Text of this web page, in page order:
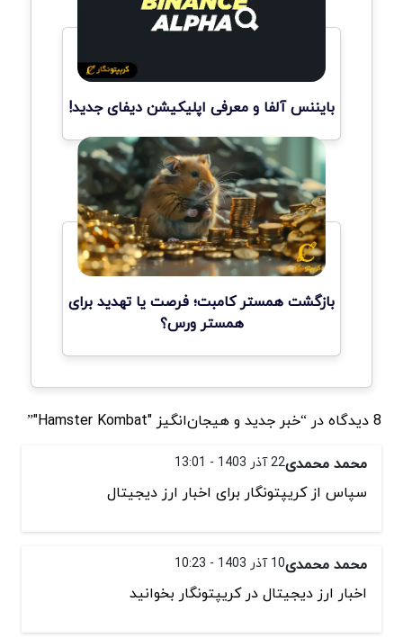
بایننس آلفا و معرفی اپلیکیشن دیفای جدید!
بازگشت همستر کامبت؛ فرصت یا تهدید برای
همستر ورس؟
8 دیدگاه در “خبر جدید و هیجان‌انگیز "Hamster Kombat"”
محمد محمدی22 آذر 1403 - 13:01
سپاس از کریپتونگار برای اخبار ارز دیجیتال
محمد محمدی10 آذر 1403 - 10:23
اخبار ارز دیجیتال در کریپتونگار بخوانید